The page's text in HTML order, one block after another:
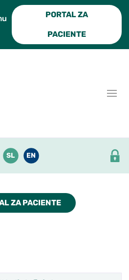
PORTAL ZA
PACIENTE
SL EN
ZA PACIENTE